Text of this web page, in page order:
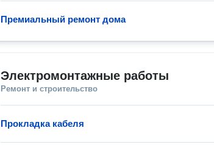
Премиальный ремонт дома
Электромонтажные работы
Ремонт и строительство
Прокладка кабеля